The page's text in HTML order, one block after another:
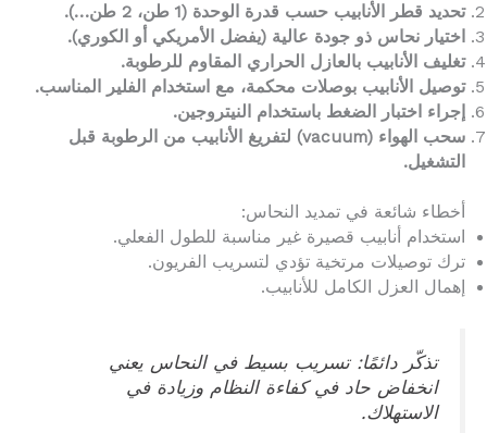
تحديد قطر الأنابيب حسب قدرة الوحدة (1 طن، 2 طن…).
اختيار نحاس ذو جودة عالية (يفضل الأمريكي أو الكوري).
تغليف الأنابيب بالعازل الحراري المقاوم للرطوبة.
توصيل الأنابيب بوصلات محكمة، مع استخدام الفلير المناسب.
إجراء اختبار الضغط باستخدام النيتروجين.
سحب الهواء (vacuum) لتفريغ الأنابيب من الرطوبة قبل
التشغيل.
أخطاء شائعة في تمديد النحاس:
استخدام أنابيب قصيرة غير مناسبة للطول الفعلي.
ترك توصيلات مرتخية تؤدي لتسريب الفريون.
إهمال العزل الكامل للأنابيب.
تذكّر دائمًا: تسريب بسيط في النحاس يعني
انخفاض حاد في كفاءة النظام وزيادة في
الاستهلاك.